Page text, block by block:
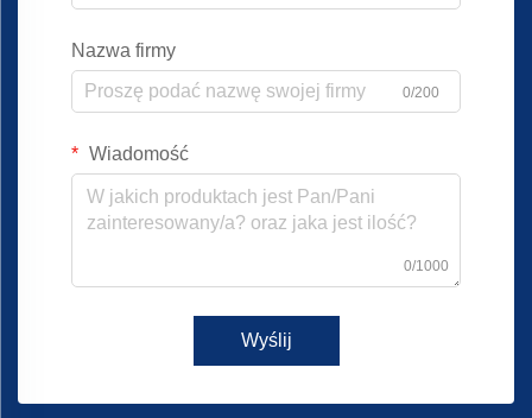
Nazwa firmy
0/200
Wiadomość
0/1000
Wyślij